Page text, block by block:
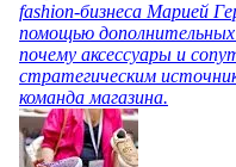
fashion-бизнеса Марией
помощью
почему аксессуары и
стратегическим
команда магазина.